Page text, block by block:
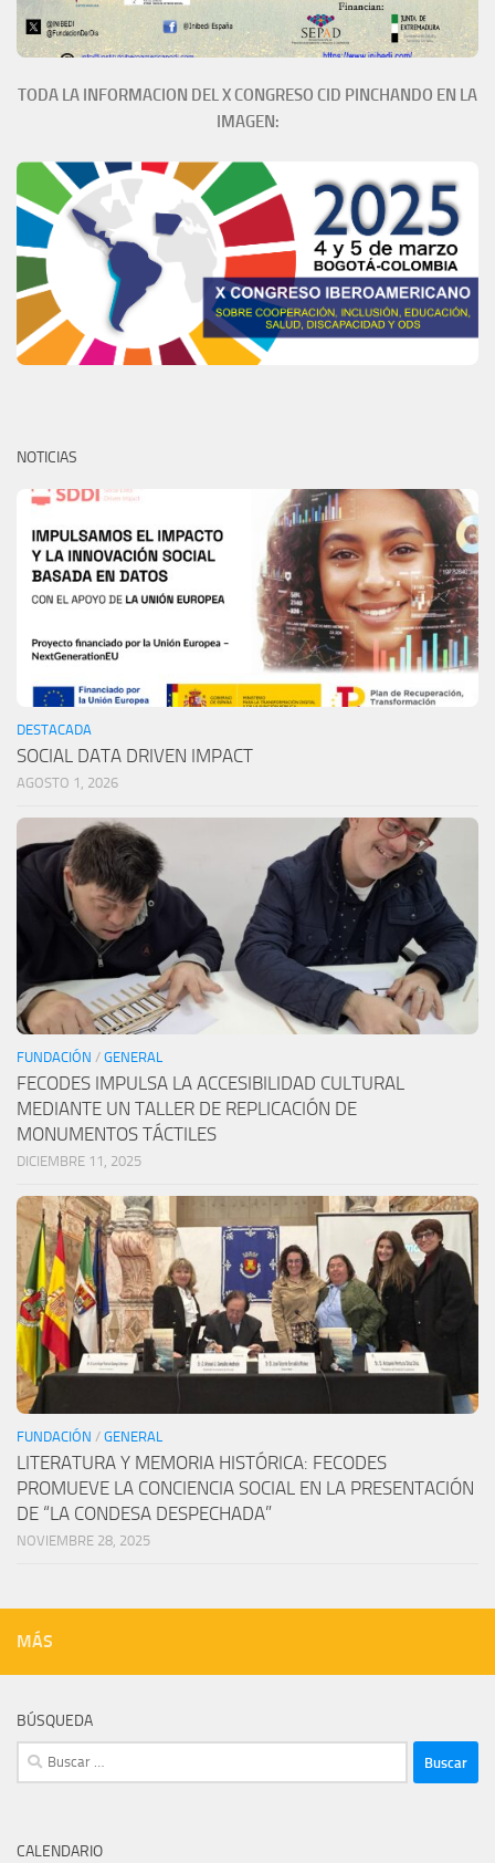
TODA LA INFORMACION DEL X CONGRESO CID PINCHANDO EN LA
IMAGEN:
NOTICIAS
DESTACADA
SOCIAL DATA DRIVEN IMPACT
AGOSTO 1, 2026
FUNDACIÓN / GENERAL
FECODES IMPULSA LA ACCESIBILIDAD CULTURAL
MEDIANTE UN TALLER DE REPLICACIÓN DE
MONUMENTOS TÁCTILES
DICIEMBRE 11, 2025
FUNDACIÓN / GENERAL
LITERATURA Y MEMORIA HISTÓRICA: FECODES
PROMUEVE LA CONCIENCIA SOCIAL EN LA PRESENTACIÓN
DE “LA CONDESA DESPECHADA”
NOVIEMBRE 28, 2025
MÁS
BÚSQUEDA
Buscar:
CALENDARIO